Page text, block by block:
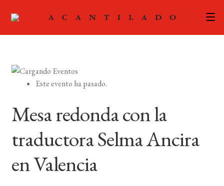
PODCAST
LA EDITORIAL
FOREIGN RIGHTS
Este evento ha pasado.
Mesa redonda con la
traductora Selma Ancira
en Valencia